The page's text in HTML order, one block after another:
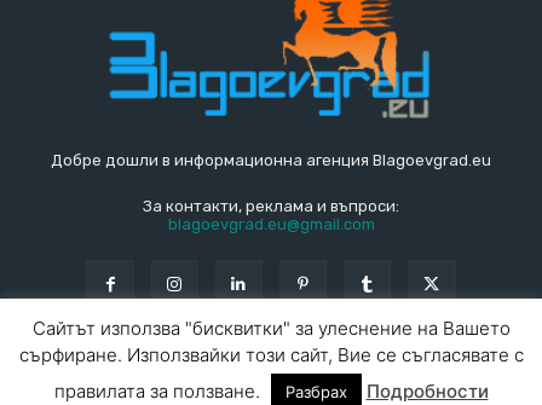
Добре дошли в информационна агенция Blagoevgrad.eu
За контакти, реклама и въпроси:
blagoevgrad.eu@gmail.com
© Blagoevgrad.EU 2010 - 2026 Общи условия |
Сайтът използва "бисквитки" за улеснение на Вашето
сърфиране. Използвайки този сайт, Вие се съгласявате с
правилата за ползване.
Разбрах Подробности